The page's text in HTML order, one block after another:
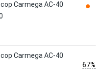
Carmega AC-40
Carmega AC-40
67%